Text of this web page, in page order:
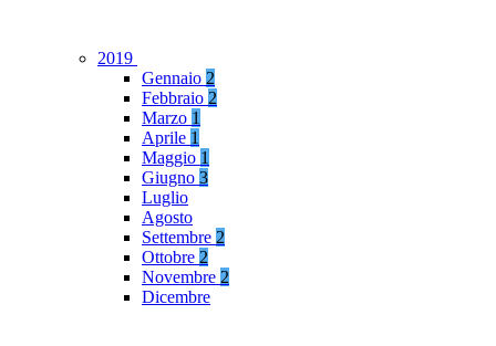
2019
Gennaio 2
Febbraio 2
Marzo 1
Aprile 1
Maggio 1
Giugno 3
Luglio
Agosto
Settembre 2
Ottobre 2
Novembre 2
Dicembre